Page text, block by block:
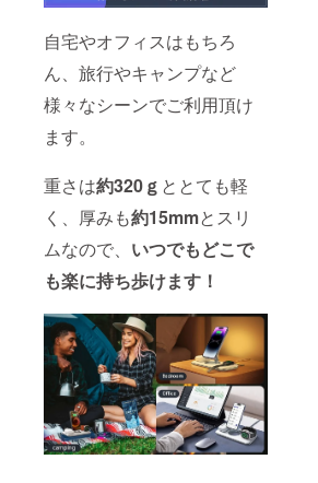
自宅やオフィスはもちろ
ん、旅行やキャンプなど
様々なシーンでご利用頂け
ます。
重さは約320ｇ ととても軽
く、厚みも約15mmとスリ
ムなので、 いつでもどこで
も楽に持ち歩けます！